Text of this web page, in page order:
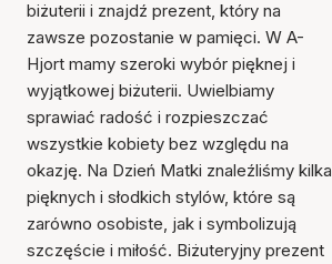
biżuterii i znajdź prezent, który na
zawsze pozostanie w pamięci. W A-
Hjort mamy szeroki wybór pięknej i
wyjątkowej biżuterii. Uwielbiamy
sprawiać radość i rozpieszczać
wszystkie kobiety bez względu na
okazję. Na Dzień Matki znaleźliśmy kilka
pięknych i słodkich stylów, które są
zarówno osobiste, jak i symbolizują
szczęście i miłość. Biżuteryjny prezent